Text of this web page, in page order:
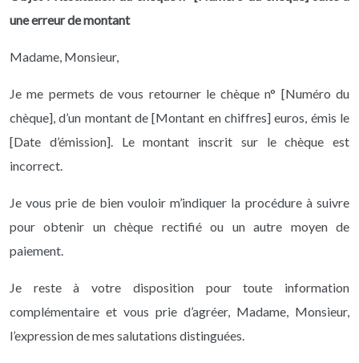
une erreur de montant
Madame, Monsieur,
Je me permets de vous retourner le chèque n° [Numéro du
chèque], d’un montant de [Montant en chiffres] euros, émis le
[Date d’émission]. Le montant inscrit sur le chèque est
incorrect.
Je vous prie de bien vouloir m’indiquer la procédure à suivre
pour obtenir un chèque rectifié ou un autre moyen de
paiement.
Je reste à votre disposition pour toute information
complémentaire et vous prie d’agréer, Madame, Monsieur,
l’expression de mes salutations distinguées.